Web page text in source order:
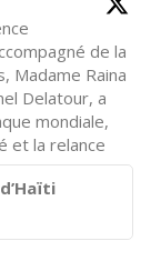
de la
Madame Raina
Delatour, a
mondiale,
et la relance